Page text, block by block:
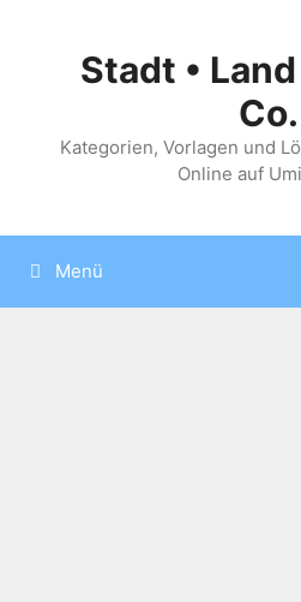
springenStadt •
Co.
Kategorien, Vorlagen und
Online auf
Menü